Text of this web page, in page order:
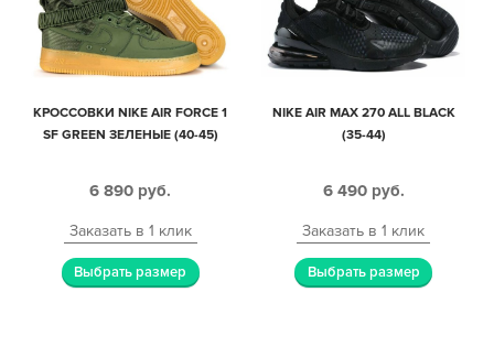
КРОССОВКИ NIKE AIR FORCE 1
SF GREEN ЗЕЛЕНЫЕ (40-45)
6 890 руб.
Заказать в 1 клик
Выбрать размер
NIKE AIR MAX 270 ALL BLACK
(35-44)
6 490 руб.
Заказать в 1 клик
Выбрать размер